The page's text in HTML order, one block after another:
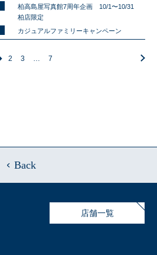
柏高島屋写真館7周年企画 10/1〜10/31
柏店限定
カジュアルファミリーキャンペーン
2 3 … 7
Back
店舗一覧